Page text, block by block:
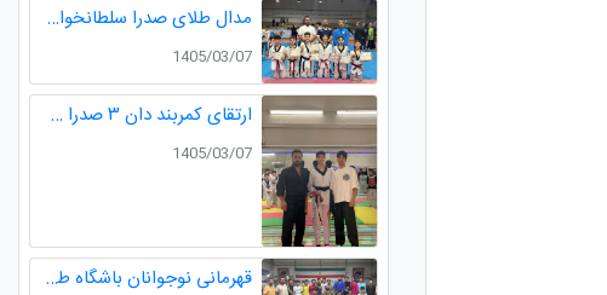
مدال طلای صدرا سلطانخواه و مدال نقره سامیار محمدی در مسابقات قهرمانی نونهالان استان گیلان
1405/03/07
ارتقای کمربند دان ۳ صدرا سلطانخواه قهرمان چندین دوره مسابقات استانی و کشوری در رده سنی خردسالان و نونهالان
1405/03/07
قهرمانی نوجوانان باشگاه طلایی در مسابقات قهرمانی نوجوانان تکواندو استان گیلان